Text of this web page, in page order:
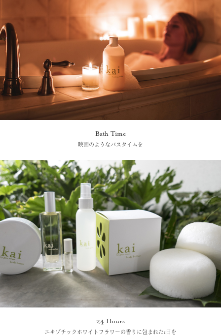
Bath Time
映画のようなバスタイムを
24 Hours
エキゾチックホワイトフラワーの香りに包まれた1日を